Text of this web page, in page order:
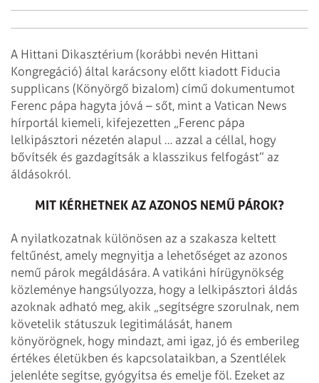
A Hittani Dikasztérium (korábbi nevén Hittani
Kongregáció) által karácsony előtt kiadott Fiducia
supplicans (Könyörgő bizalom) című dokumentumot
Ferenc pápa hagyta jóvá – sőt, mint a Vatican News
hírportál kiemeli, kifejezetten „Ferenc pápa
lelkipásztori nézetén alapul … azzal a céllal, hogy
bővítsék és gazdagítsák a klasszikus felfogást” az
áldásokról.
MIT KÉRHETNEK AZ AZONOS NEMŰ PÁROK?
A nyilatkozatnak különösen az a szakasza keltett
feltűnést, amely megnyitja a lehetőséget az azonos
nemű párok megáldására. A vatikáni hírügynökség
közleménye hangsúlyozza, hogy a lelkipásztori áldás
azoknak adható meg, akik „segítségre szorulnak, nem
követelik státuszuk legitimálását, hanem
könyörögnek, hogy mindazt, ami igaz, jó és emberileg
értékes életükben és kapcsolataikban, a Szentlélek
jelenléte segítse, gyógyítsa és emelje föl. Ezeket az